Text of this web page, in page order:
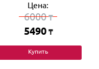
Цена:
6000₸
5490 ₸
Купить